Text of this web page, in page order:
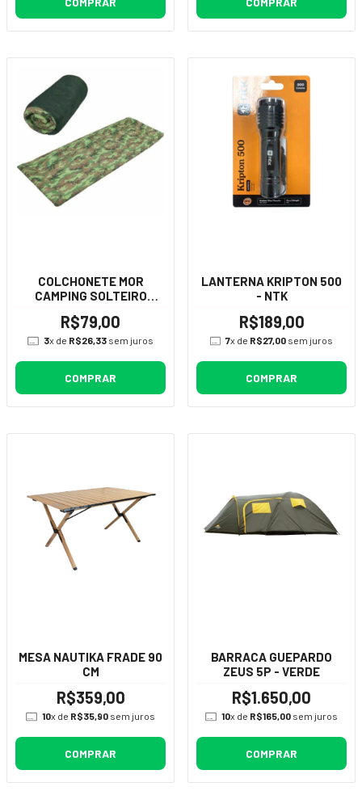
COLCHONETE MOR
CAMPING SOLTEIRO
R$79,00
3x de R$26,33sem juros
COMPRAR
LANTERNA KRIPTON 500
- NTK
R$189,00
7x de R$27,00 sem juros
COMPRAR
MESA NAUTIKA FRADE 90
CM
R$359,00
10x de R$35,90sem juros
COMPRAR
BARRACA GUEPARDO
ZEUS 5P - VERDE
R$1.650,00
10x de R$165,00sem juros
COMPRAR